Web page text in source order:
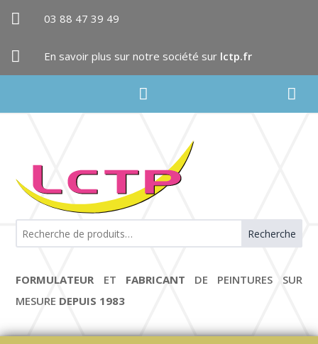
 03 88 47 39 49
 En savoir plus sur notre société sur lctp.fr
 
Recherche
FORMULATEUR ET FABRICANT DE PEINTURES SUR
MESURE DEPUIS 1983